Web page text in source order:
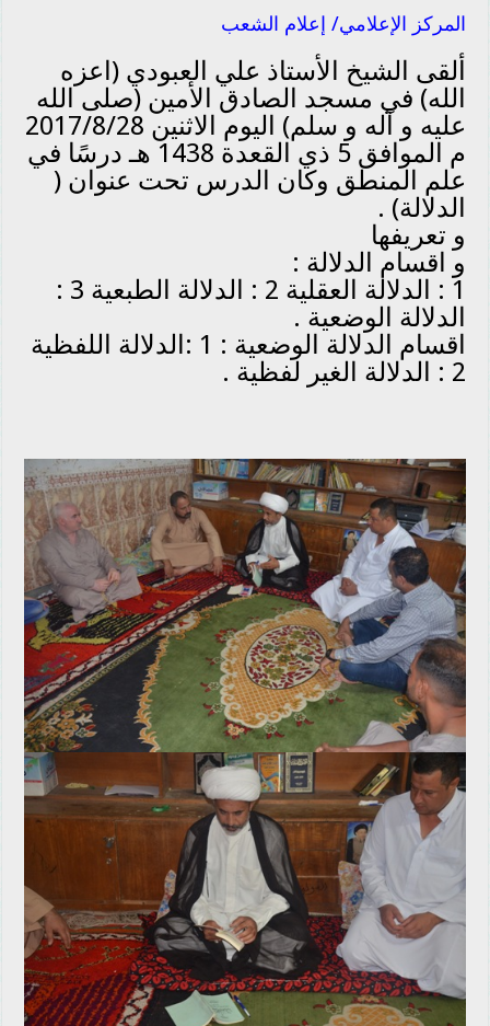
المركز الإعلامي/ إعلام الشعب
ألقى الشيخ الأستاذ علي العبودي (اعزه
الله) في مسجد الصادق الأمين (صلى الله
عليه و آله و سلم) اليوم الاثنين 2017/8/28
م الموافق 5 ذي القعدة 1438 هـ درسًا في
علم المنطق وكان الدرس تحت عنوان (
الدلالة) .
و تعريفها
و اقسام الدلالة :
1 : الدلالة العقلية 2 : الدلالة الطبعية 3 :
الدلالة الوضعية .
اقسام الدلالة الوضعية : 1 :الدلالة اللفظية
2 : الدلالة الغير لفظية .